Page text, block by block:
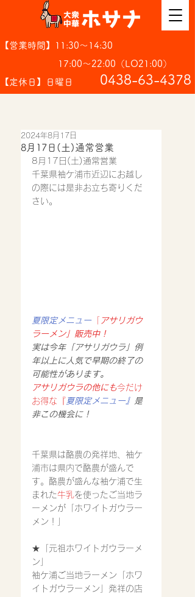
【営業時間】11:30～14:30
17:00～22:00（LO21:00）
【定休日】日曜日
​0438-63-4378
8月17日(土)通常営業
2024年8月17日
8月17日(土)通常営業
千葉県袖ケ浦市近辺にお越し
の際には是非お立ち寄りくだ
さい。
夏限定メニュー「
アサリガウ
ラーメン」販売中！
実は今年「アサリガウラ」例
年以上に人気で早期の終了の
可能性があります。
アサリガウラの他にも今だけ
お得な『夏限定メニュー』 是
非この機会に！
千葉県は酪農の発祥地、袖ケ
浦市は県内で酪農が盛んで
す。酪農が盛んな袖ケ浦で生
まれた牛乳を使ったご当地ラ
ーメンが「ホワイトガウラー
メン！」
★「元祖ホワイトガウラーメ
ン」
袖ケ浦ご当地ラーメン「ホワ
イトガウラーメン」発祥の店